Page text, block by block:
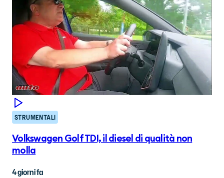
STRUMENTALI
Volkswagen Golf TDI, il diesel di qualità non
molla
4 giorni fa